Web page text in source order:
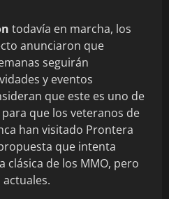
todavía en marcha, los
anunciaron que
seguirán
y eventos
que este es uno de
que los veteranos de
han visitado Prontera
que intenta
clásica de los MMO, pero